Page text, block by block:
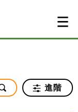
進階